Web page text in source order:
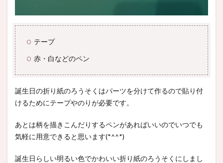
テープ
赤・白などのペン
誕生日の折り紙のろうそくはパーツを分けて作るので貼り付
けるためにテープやのりが必要です。
あとは柄を描きこんだりするペンがあればいいのでいつでも
気軽に用意できると思います(*^^*)
誕生日らしい明るい色でかわいい折り紙のろうそくにしまし